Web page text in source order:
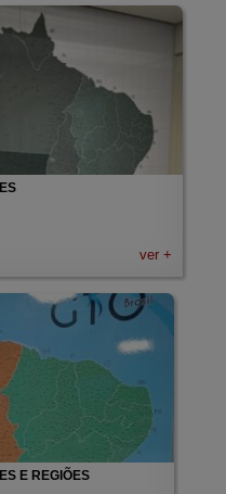
ver +
E REGIÕES